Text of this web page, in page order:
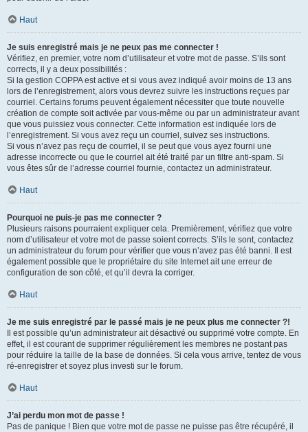
Haut
Je suis enregistré mais je ne peux pas me connecter !
Vérifiez, en premier, votre nom d’utilisateur et votre mot de passe. S’ils sont
corrects, il y a deux possibilités :
Si la gestion COPPA est active et si vous avez indiqué avoir moins de 13 ans
lors de l’enregistrement, alors vous devrez suivre les instructions reçues par
courriel. Certains forums peuvent également nécessiter que toute nouvelle
création de compte soit activée par vous-même ou par un administrateur avant
que vous puissiez vous connecter. Cette information est indiquée lors de
l’enregistrement. Si vous avez reçu un courriel, suivez ses instructions.
Si vous n’avez pas reçu de courriel, il se peut que vous ayez fourni une
adresse incorrecte ou que le courriel ait été traité par un filtre anti-spam. Si
vous êtes sûr de l’adresse courriel fournie, contactez un administrateur.
Haut
Pourquoi ne puis-je pas me connecter ?
Plusieurs raisons pourraient expliquer cela. Premièrement, vérifiez que votre
nom d’utilisateur et votre mot de passe soient corrects. S’ils le sont, contactez
un administrateur du forum pour vérifier que vous n’avez pas été banni. Il est
également possible que le propriétaire du site Internet ait une erreur de
configuration de son côté, et qu’il devra la corriger.
Haut
Je me suis enregistré par le passé mais je ne peux plus me connecter ?!
Il est possible qu’un administrateur ait désactivé ou supprimé votre compte. En
effet, il est courant de supprimer régulièrement les membres ne postant pas
pour réduire la taille de la base de données. Si cela vous arrive, tentez de vous
ré-enregistrer et soyez plus investi sur le forum.
Haut
J’ai perdu mon mot de passe !
Pas de panique ! Bien que votre mot de passe ne puisse pas être récupéré, il